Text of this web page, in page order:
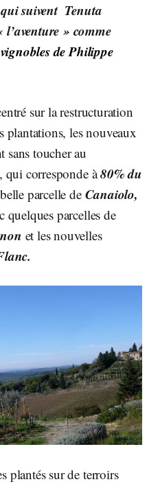
qui suivent Tenuta
l’aventure » comme
vignobles de Philippe
sur la restructuration
les nouveaux
sans toucher au
qui corresponde à80% du
parcelle de Canaiolo,
quelques parcelles de
et les nouvelles
plantés sur de terroirs